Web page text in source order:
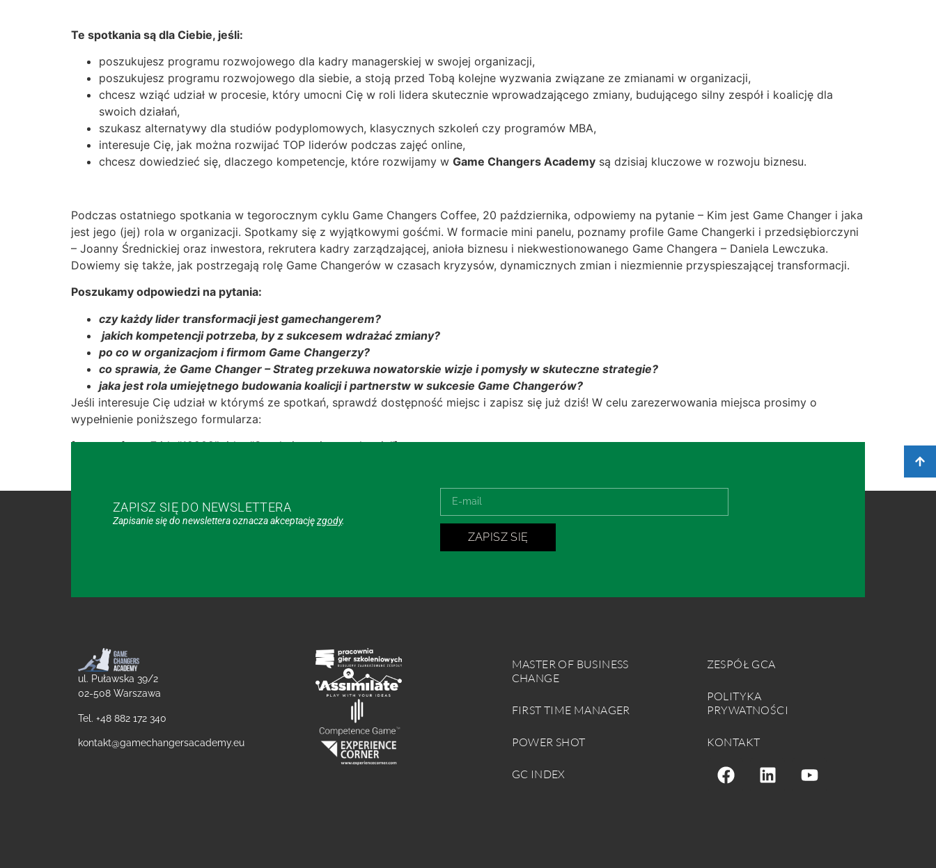
Te spotkania są dla Ciebie, jeśli:
poszukujesz programu rozwojowego dla kadry managerskiej w swojej organizacji,
poszukujesz programu rozwojowego dla siebie, a stoją przed Tobą kolejne wyzwania związane ze zmianami w organizacji,
chcesz wziąć udział w procesie, który umocni Cię w roli lidera skutecznie wprowadzającego zmiany, budującego silny zespół i koalicję dla
swoich działań,
szukasz alternatywy dla studiów podyplomowych, klasycznych szkoleń czy programów MBA,
interesuje Cię, jak można rozwijać TOP liderów podczas zajęć online,
chcesz dowiedzieć się, dlaczego kompetencje, które rozwijamy w Game Changers Academy są dzisiaj kluczowe w rozwoju biznesu.
Podczas ostatniego spotkania w tegorocznym cyklu Game Changers Coffee, 20 października, odpowiemy na pytanie – Kim jest Game Changer i jaka
jest jego (jej) rola w organizacji. Spotkamy się z wyjątkowymi gośćmi. W formacie mini panelu, poznamy profile Game Changerki i przedsiębiorczyni
– Joanny Średnickiej oraz inwestora, rekrutera kadry zarządzającej, anioła biznesu i niekwestionowanego Game Changera – Daniela Lewczuka.
Dowiemy się także, jak postrzegają rolę Game Changerów w czasach kryzysów, dynamicznych zmian i niezmiennie przyspieszającej transformacji.
Poszukamy odpowiedzi na pytania:
czy każdy lider transformacji jest gamechangerem?
jakich kompetencji potrzeba, by z sukcesem wdrażać zmiany?
po co w organizacjom i firmom Game Changerzy?
co sprawia, że Game Changer – Strateg przekuwa nowatorskie wizje i pomysły w skuteczne strategie?
jaka jest rola umiejętnego budowania koalicji i partnerstw w sukcesie Game Changerów?
Jeśli interesuje Cię udział w którymś ze spotkań, sprawdź dostępność miejsc i zapisz się już dziś! W celu zarezerwowania miejsca prosimy o
wypełnienie poniższego formularza:
[contact-form-7 id=”12902″ title=”Spotkajmy się przy kawie”]
ZAPISZ SIĘ DO NEWSLETTERA
Zapisanie się do newslettera oznacza akceptacjęzgody.
ZAPISZ SIĘ
ul. Puławska 39/2
02-508 Warszawa
Tel. +48 882 172 340
kontakt@gamechangersacademy.eu
MASTER OF BUSINESS
CHANGE
FIRST TIME MANAGER
POWER SHOT
GC INDEX
ZESPÓŁ GCA
POLITYKA
PRYWATNOŚCI
KONTAKT